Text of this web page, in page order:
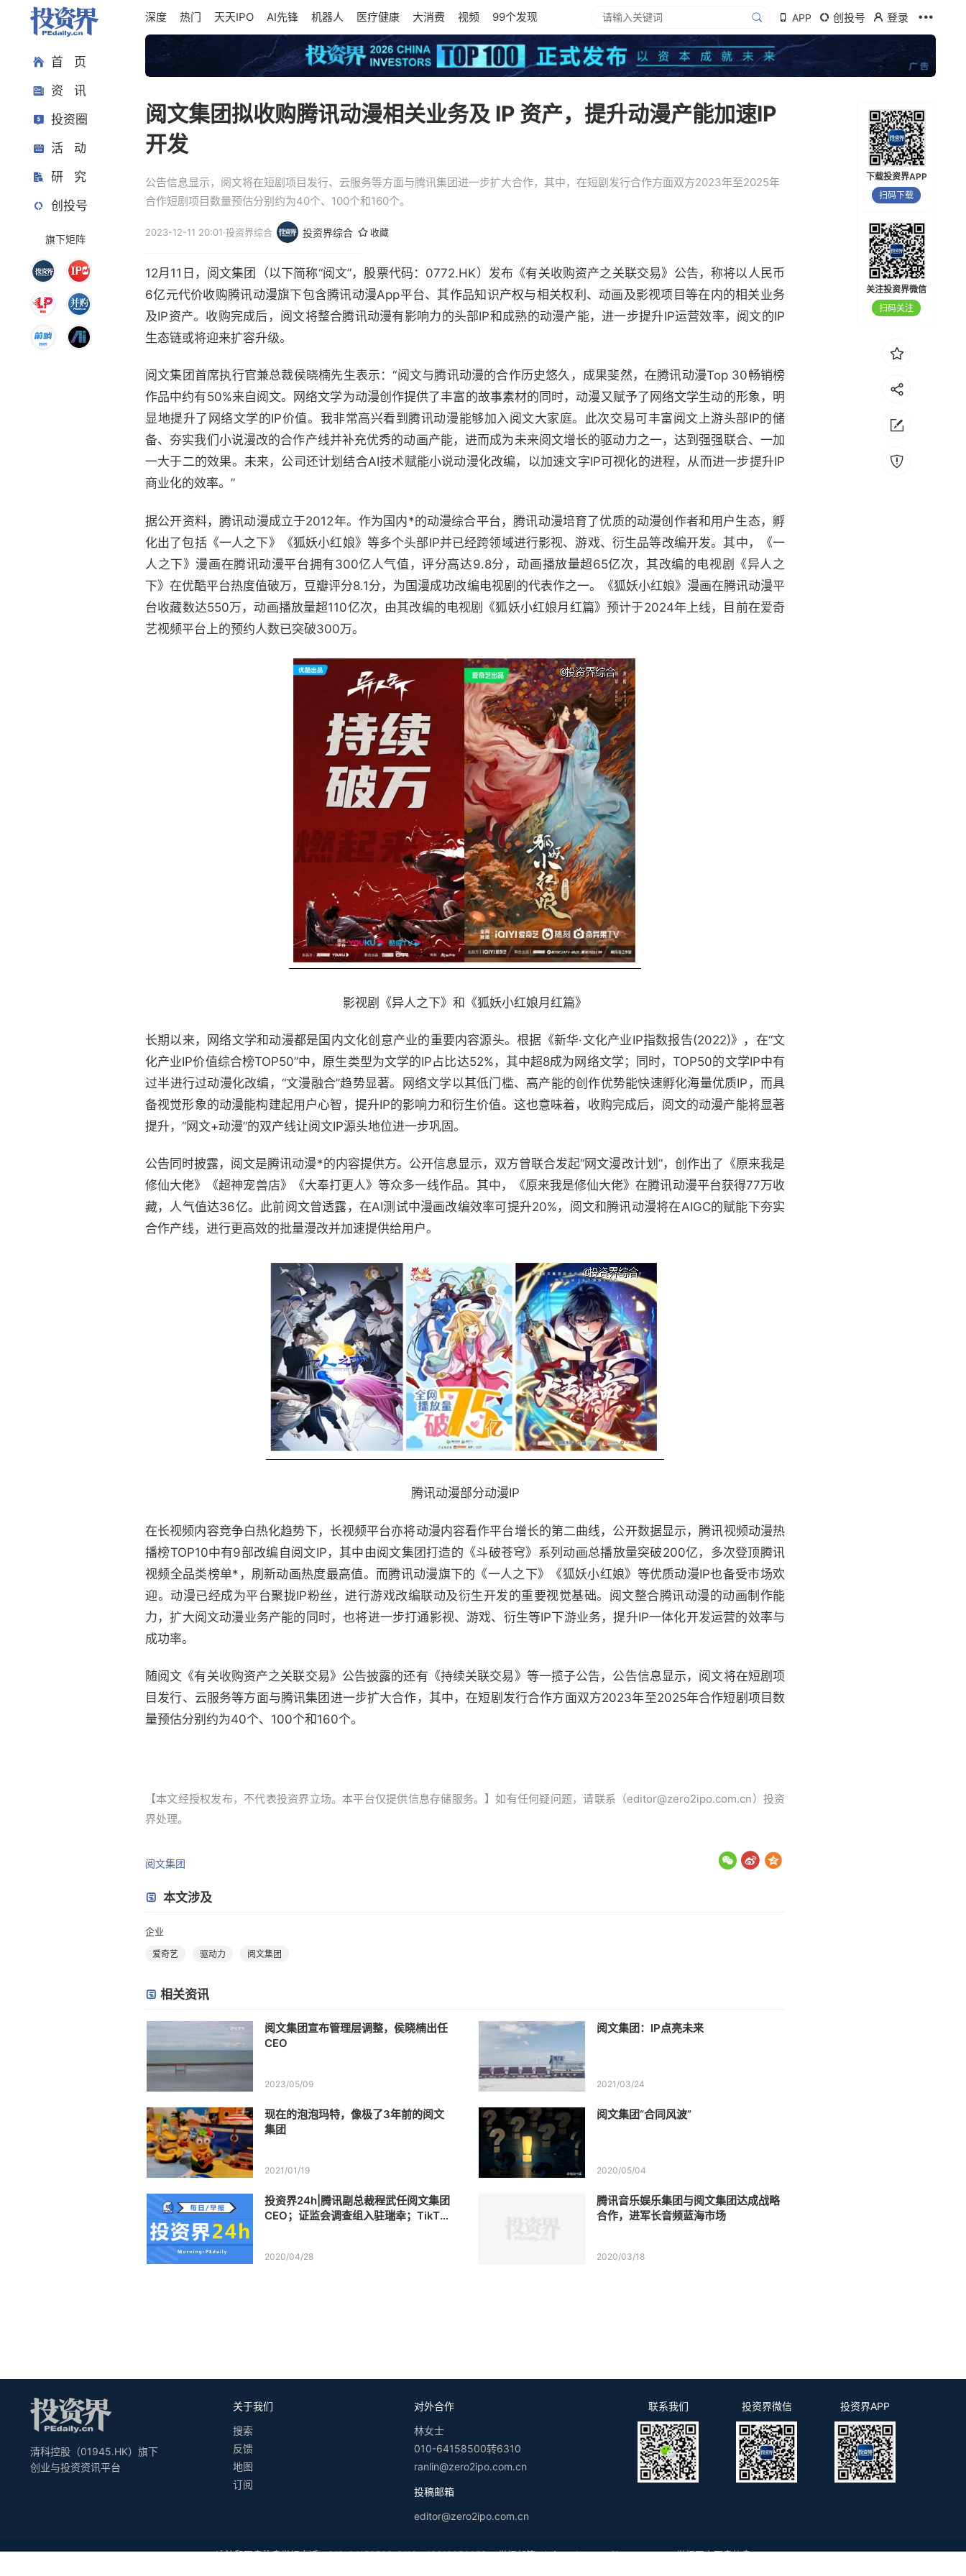
首 页
资 讯
投资圈
活 动
研 究
创投号
旗下矩阵
深度 热门 天天IPO AI先锋 机器人 医疗健康 大消费 视频 99个发现 APP 创投号 登录
阅文集团拟收购腾讯动漫相关业务及 IP 资产，提升动漫产能加速IP
开发
公告信息显示，阅文将在短剧项目发行、云服务等方面与腾讯集团进一步扩大合作，其中，在短剧发行合作方面双方2023年至2025年
合作短剧项目数量预估分别约为40个、100个和160个。
2023-12-11 20:01·投资界综合 投资界综合 收藏
12月11日，阅文集团（以下简称“阅文”，股票代码：0772.HK）发布《有关收购资产之关联交易》公告，称将以人民币
6亿元代价收购腾讯动漫旗下包含腾讯动漫App平台、其作品知识产权与相关权利、动画及影视项目等在内的相关业务
及IP资产。收购完成后，阅文将整合腾讯动漫有影响力的头部IP和成熟的动漫产能，进一步提升IP运营效率，阅文的IP
生态链或将迎来扩容升级。
阅文集团首席执行官兼总裁侯晓楠先生表示：“阅文与腾讯动漫的合作历史悠久，成果斐然，在腾讯动漫Top 30畅销榜
作品中约有50%来自阅文。网络文学为动漫创作提供了丰富的故事素材的同时，动漫又赋予了网络文学生动的形象，明
显地提升了网络文学的IP价值。我非常高兴看到腾讯动漫能够加入阅文大家庭。此次交易可丰富阅文上游头部IP的储
备、夯实我们小说漫改的合作产线并补充优秀的动画产能，进而成为未来阅文增长的驱动力之一，达到强强联合、一加
一大于二的效果。未来，公司还计划结合AI技术赋能小说动漫化改编，以加速文字IP可视化的进程，从而进一步提升IP
商业化的效率。”
据公开资料，腾讯动漫成立于2012年。作为国内*的动漫综合平台，腾讯动漫培育了优质的动漫创作者和用户生态，孵
化出了包括《一人之下》《狐妖小红娘》等多个头部IP并已经跨领域进行影视、游戏、衍生品等改编开发。其中，《一
人之下》漫画在腾讯动漫平台拥有300亿人气值，评分高达9.8分，动画播放量超65亿次，其改编的电视剧《异人之
下》在优酷平台热度值破万，豆瓣评分8.1分，为国漫成功改编电视剧的代表作之一。《狐妖小红娘》漫画在腾讯动漫平
台收藏数达550万，动画播放量超110亿次，由其改编的电视剧《狐妖小红娘月红篇》预计于2024年上线，目前在爱奇
艺视频平台上的预约人数已突破300万。
影视剧《异人之下》和《狐妖小红娘月红篇》
长期以来，网络文学和动漫都是国内文化创意产业的重要内容源头。根据《新华·文化产业IP指数报告(2022)》，在“文
化产业IP价值综合榜TOP50”中，原生类型为文学的IP占比达52%，其中超8成为网络文学；同时，TOP50的文学IP中有
过半进行过动漫化改编，“文漫融合”趋势显著。网络文学以其低门槛、高产能的创作优势能快速孵化海量优质IP，而具
备视觉形象的动漫能构建起用户心智，提升IP的影响力和衍生价值。这也意味着，收购完成后，阅文的动漫产能将显著
提升，“网文+动漫”的双产线让阅文IP源头地位进一步巩固。
公告同时披露，阅文是腾讯动漫*的内容提供方。公开信息显示，双方曾联合发起“网文漫改计划”，创作出了《原来我是
修仙大佬》《超神宠兽店》《大奉打更人》等众多一线作品。其中，《原来我是修仙大佬》在腾讯动漫平台获得77万收
藏，人气值达36亿。此前阅文曾透露，在AI测试中漫画改编效率可提升20%，阅文和腾讯动漫将在AIGC的赋能下夯实
合作产线，进行更高效的批量漫改并加速提供给用户。
腾讯动漫部分动漫IP
在长视频内容竞争白热化趋势下，长视频平台亦将动漫内容看作平台增长的第二曲线，公开数据显示，腾讯视频动漫热
播榜TOP10中有9部改编自阅文IP，其中由阅文集团打造的《斗破苍穹》系列动画总播放量突破200亿，多次登顶腾讯
视频全品类榜单*，刷新动画热度最高值。而腾讯动漫旗下的《一人之下》《狐妖小红娘》等优质动漫IP也备受市场欢
迎。动漫已经成为平台聚拢IP粉丝，进行游戏改编联动及衍生开发的重要视觉基础。阅文整合腾讯动漫的动画制作能
力，扩大阅文动漫业务产能的同时，也将进一步打通影视、游戏、衍生等IP下游业务，提升IP一体化开发运营的效率与
成功率。
随阅文《有关收购资产之关联交易》公告披露的还有《持续关联交易》等一揽子公告，公告信息显示，阅文将在短剧项
目发行、云服务等方面与腾讯集团进一步扩大合作，其中，在短剧发行合作方面双方2023年至2025年合作短剧项目数
量预估分别约为40个、100个和160个。
【本文经授权发布，不代表投资界立场。本平台仅提供信息存储服务。】如有任何疑问题，请联系（editor@zero2ipo.com.cn）投资
界处理。
阅文集团
本文涉及
企业
爱奇艺 驱动力 阅文集团
相关资讯
阅文集团宣布管理层调整，侯晓楠出任
CEO
2023/05/09
阅文集团：IP点亮未来
2021/03/24
现在的泡泡玛特，像极了3年前的阅文
集团
2021/01/19
阅文集团“合同风波”
2020/05/04
投资界24h|腾讯副总裁程武任阅文集团
CEO；证监会调查组入驻瑞幸；TikTo
2020/04/28
腾讯音乐娱乐集团与阅文集团达成战略
合作，进军长音频蓝海市场
2020/03/18
下载投资界APP
扫码下载
关注投资界微信
扫码关注
清科控股（01945.HK）旗下
创业与投资资讯平台
关于我们
搜索
反馈
地图
订阅
对外合作
林女士
010-64158500转6310
ranlin@zero2ipo.com.cn
投稿邮箱
editor@zero2ipo.com.cn
联系我们 投资界微信 投资界APP
违法和不良信息举报电话：010-64158500-8113，18610056652 举报邮箱：infoweb@zero2ipo.com.cn
举报网上不良信息